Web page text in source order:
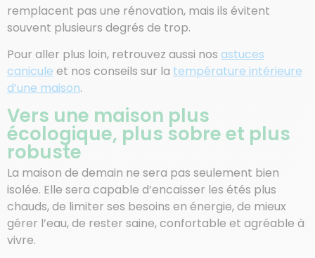
remplacent pas une rénovation, mais ils évitent
souvent plusieurs degrés de trop.
Pour aller plus loin, retrouvez aussi nos astuces
canicule et nos conseils sur la température intérieure
d’une maison.
Vers une maison plus
écologique, plus sobre et plus
robuste
La maison de demain ne sera pas seulement bien
isolée. Elle sera capable d’encaisser les étés plus
chauds, de limiter ses besoins en énergie, de mieux
gérer l’eau, de rester saine, confortable et agréable à
vivre.